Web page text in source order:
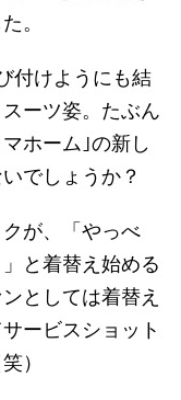
。
付けようにも結
ーツ姿。たぶん
ホーム｣の新し
でしょうか？
が、「やっべ
と着替え始める
としては着替え
ービスショット
）